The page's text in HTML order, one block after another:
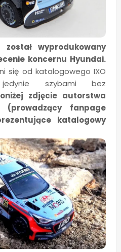
został wyprodukowany
koncernu Hyundai.
się od katalogowego IXO
jedynie szybami bez
zdjęcie autorstwa
fanpage
katalogowy